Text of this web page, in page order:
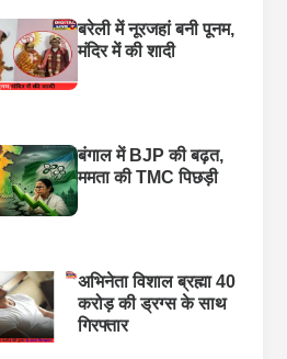
बरेली में नूरजहां बनी पूनम,
मंदिर में की शादी
बंगाल में BJP की बढ़त,
ममता की TMC पिछड़ी
अभिनेता विशाल ब्रह्मा 40
करोड़ की ड्रग्स के साथ
गिरफ्तार